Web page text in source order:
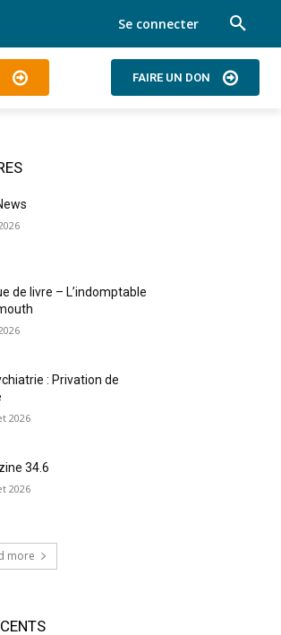
Se connecter
FAIRE UN DON
de livre – L’indomptable
: Privation de
2026
34.6
2026
more